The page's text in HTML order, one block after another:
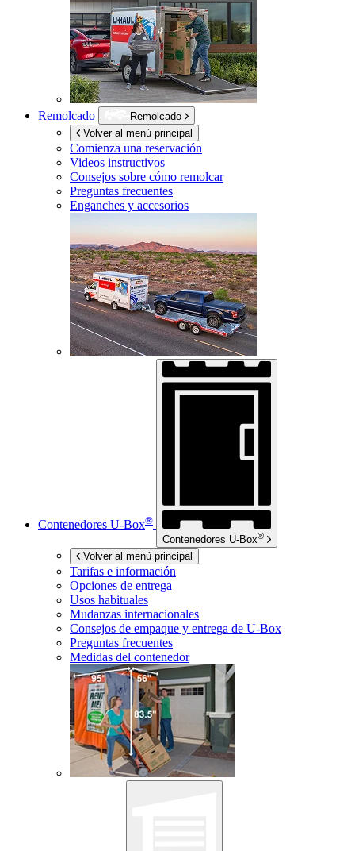
Remolcado
Remolcado
Volver al menú principal
Comienza una reservación
Videos instructivos
Consejos sobre cómo remolcar
Preguntas frecuentes
Enganches y accesorios
Contenedores U-Box®
Contenedores U-Box®
Volver al menú principal
Tarifas e información
Opciones de entrega
Usos habituales
Mudanzas internacionales
Consejos de empaque y entrega de U-Box
Preguntas frecuentes
Medidas del contenedor